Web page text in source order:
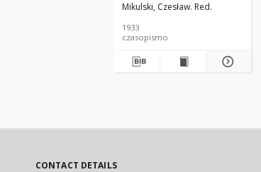
Mikulski, Czesław. Red.
1933
czasopismo
CONTACT DETAILS